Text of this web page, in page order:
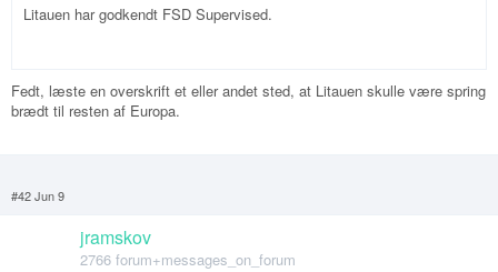
Litauen har godkendt FSD Supervised.
Fedt, læste en overskrift et eller andet sted, at Litauen skulle være spring
brædt til resten af Europa.
#42 Jun 9
jramskov
2766 forum+messages_on_forum